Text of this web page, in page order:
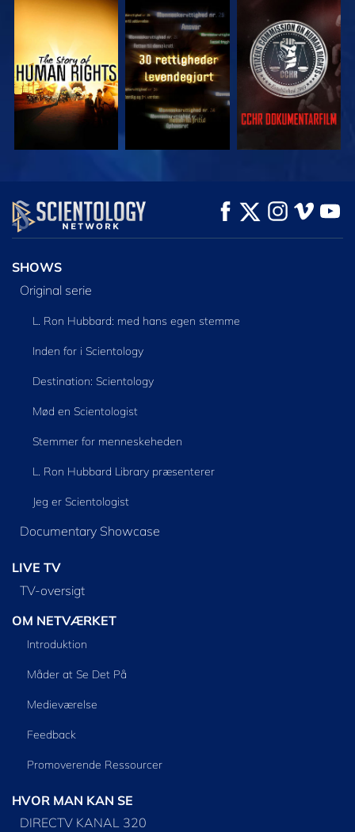
SE SE SE
SE UDFORSK SERIEN
SHOWS
Original serie
L. Ron Hubbard: med hans egen stemme
Inden for i Scientology
Destination: Scientology
Mød en Scientologist
Stemmer for menneskeheden
L. Ron Hubbard Library præsenterer
Jeg er Scientologist
Documentary Showcase
LIVE TV
TV-oversigt
OM NETVÆRKET
Introduktion
Måder at Se Det På
Medieværelse
Feedback
Promoverende Ressourcer
HVOR MAN KAN SE
DIRECTV KANAL 320